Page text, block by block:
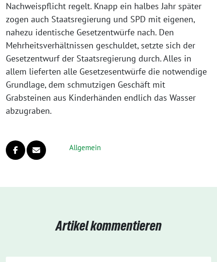
Nachweispflicht regelt. Knapp ein halbes Jahr später
zogen auch Staatsregierung und SPD mit eigenen,
nahezu identische Gesetzentwürfe nach. Den
Mehrheitsverhältnissen geschuldet, setzte sich der
Gesetzentwurf der Staatsregierung durch. Alles in
allem lieferten alle Gesetzesentwürfe die notwendige
Grundlage, dem schmutzigen Geschäft mit
Grabsteinen aus Kinderhänden endlich das Wasser
abzugraben.
Allgemein
Artikel kommentieren